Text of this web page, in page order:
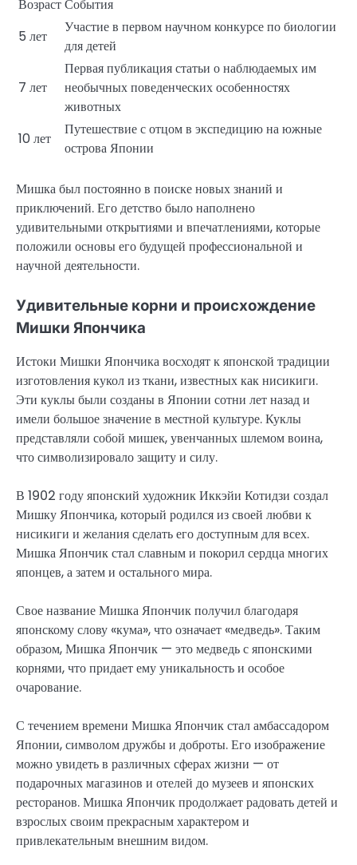
ВозрастСобытия
5 лет
Участие в первом научном конкурсе по биологии
для детей
7 лет
Первая публикация статьи о наблюдаемых им
необычных поведенческих особенностях
животных
10 лет
Путешествие с отцом в экспедицию на южные
острова Японии
Мишка был постоянно в поиске новых знаний и
приключений. Его детство было наполнено
удивительными открытиями и впечатлениями, которые
положили основы его будущей профессиональной и
научной деятельности.
Удивительные корни и происхождение
Мишки Япончика
Истоки Мишки Япончика восходят к японской традиции
изготовления кукол из ткани, известных как нисикиги.
Эти куклы были созданы в Японии сотни лет назад и
имели большое значение в местной культуре. Куклы
представляли собой мишек, увенчанных шлемом воина,
что символизировало защиту и силу.
В 1902 году японский художник Иккэйи Котидзи создал
Мишку Япончика, который родился из своей любви к
нисикиги и желания сделать его доступным для всех.
Мишка Япончик стал славным и покорил сердца многих
японцев, а затем и остального мира.
Свое название Мишка Япончик получил благодаря
японскому слову «кума», что означает «медведь». Таким
образом, Мишка Япончик — это медведь с японскими
корнями, что придает ему уникальность и особое
очарование.
С течением времени Мишка Япончик стал амбассадором
Японии, символом дружбы и доброты. Его изображение
можно увидеть в различных сферах жизни — от
подарочных магазинов и отелей до музеев и японских
ресторанов. Мишка Япончик продолжает радовать детей и
взрослых своим прекрасным характером и
привлекательным внешним видом.